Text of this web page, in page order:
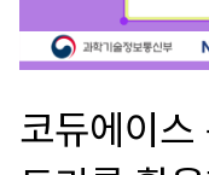
코듀에이